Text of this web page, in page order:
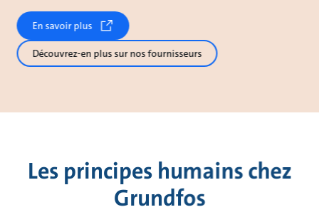
En savoir plus
Découvrez-en plus sur nos fournisseurs
Les principes humains chez
Grundfos